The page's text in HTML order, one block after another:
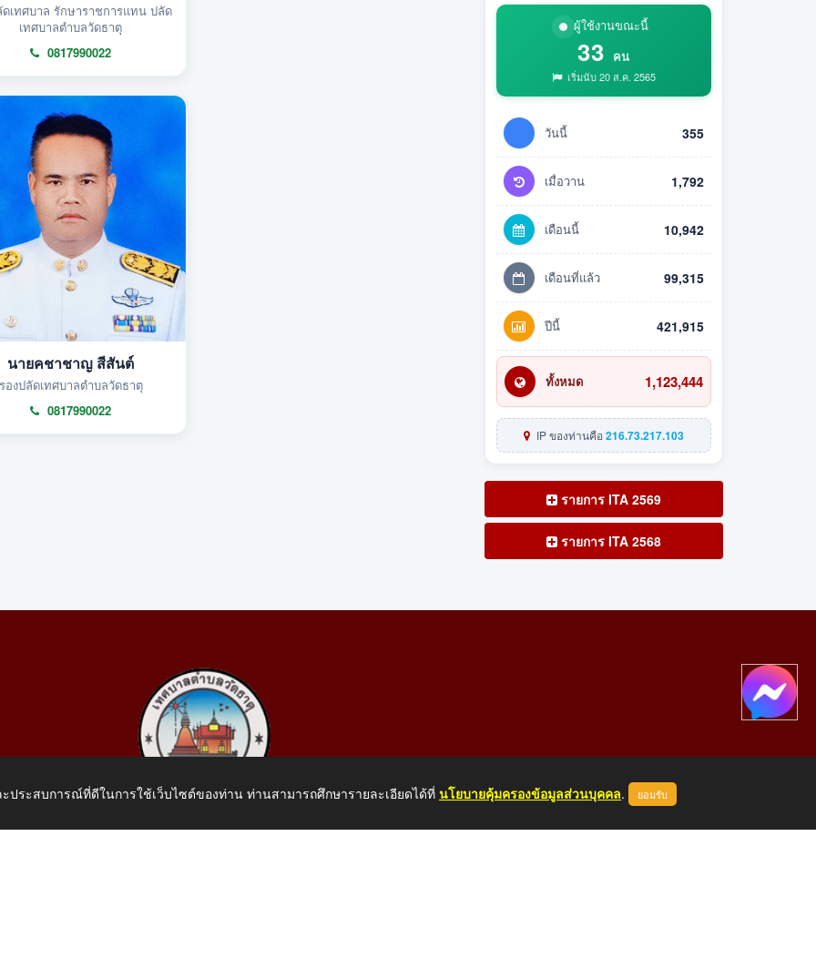
ดเทศบาล รักษาราชการแทน ปลัด
เทศบาลตำบลวัดธาตุ
0817990022
นายคชาชาญ สีสันต์
องปลัดเทศบาลตำบลวัดธาตุ
0817990022
ผู้ใช้งานขณะนี้
33 คน
เริ่มนับ 20 ส.ค. 2565
วันนี้ 355
เมื่อวาน 1,792
เดือนนี้ 10,942
เดือนที่แล้ว 99,315
ปีนี้ 421,915
ทั้งหมด 1,123,444
IP ของท่านคือ216.73.217.103
รายการ ITA 2569
รายการ ITA 2568
ประสบการณ์ที่ดีในการใช้เว็บไซต์ของท่าน ท่านสามารถศึกษารายละเอียดได้ที่ นโยบายคุ้มครองข้อมูลส่วนบุคคล. ยอมรับ